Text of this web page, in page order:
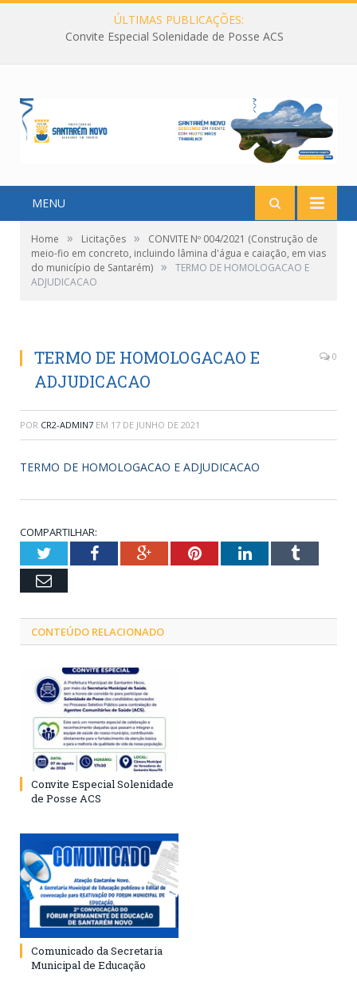
ÚLTIMAS PUBLICAÇÕES:
Convite Especial Solenidade de Posse ACS
MENU
Home » Licitações »
CONVITE Nº 004/2021 (Construção de
meio-fio em concreto, incluindo lâmina d'água e caiação, em vias
do município de Santarém) »
TERMO DE HOMOLOGACAO E
ADJUDICACAO
TERMO DE HOMOLOGACAO E
ADJUDICACAO
0
POR CR2-ADMIN7 EM 17 DE JUNHO DE 2021
TERMO DE HOMOLOGACAO E ADJUDICACAO
COMPARTILHAR:
TwitterFacebookGoogle+PinterestLinkedInTumblr
Email
CONTEÚDO RELACIONADO
Convite Especial Solenidade
de Posse ACS
Comunicado da Secretaria
Municipal de Educação